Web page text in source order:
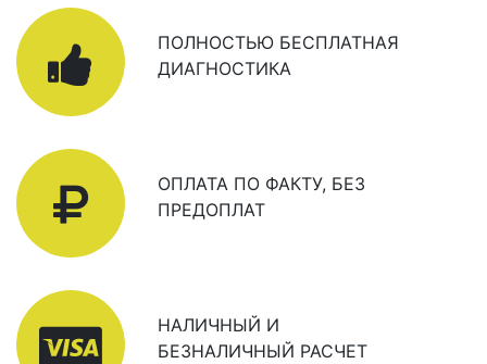
ПОЛНОСТЬЮ БЕСПЛАТНАЯ
ДИАГНОСТИКА
ОПЛАТА ПО ФАКТУ, БЕЗ
ПРЕДОПЛАТ
НАЛИЧНЫЙ И
БЕЗНАЛИЧНЫЙ РАСЧЕТ